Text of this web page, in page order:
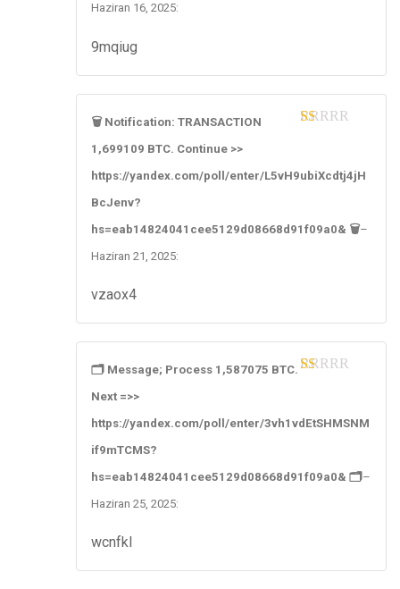
Haziran 16, 2025:
9mqiug
of
🗑 Notification: TRANSACTION
1,699109 BTC. Continue >>
https://yandex.com/poll/enter/L5vH9ubiXcdtj4jH
BcJenv?
hs=eab14824041cee5129d08668d91f09a0& 🗑–
Haziran 21, 2025:
vzaox4
of
🗂 Message; Process 1,587075 BTC.
Next =>>
https://yandex.com/poll/enter/3vh1vdEtSHMSNM
if9mTCMS?
hs=eab14824041cee5129d08668d91f09a0& 🗂–
Haziran 25, 2025:
wcnfkl